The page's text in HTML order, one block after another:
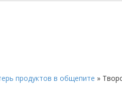
продуктов в общепите »